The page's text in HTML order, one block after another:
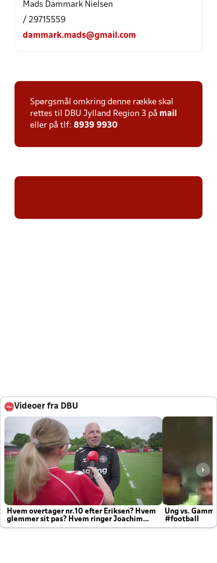
Mads Dammark Nielsen
/ 29715559
dammark.mads@gmail.com
Spørgsmål omkring denne række skal
rettes til DBU Jylland Region 3 på mail
eller på tlf: 8939 9930
Videoer fra DBU
Hvem overtager nr.10 efter Eriksen? Hvem
glemmer sit pas? Hvem ringer Joachim
altid til efter kampe?
Ung vs.
#football